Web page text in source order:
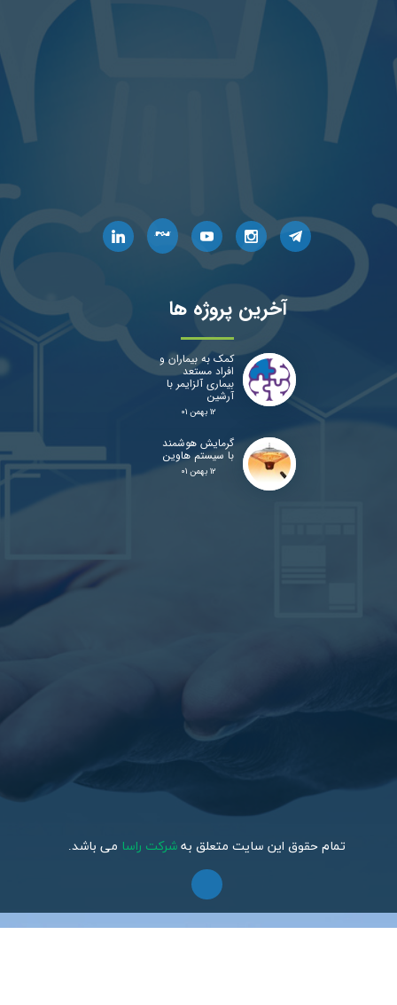
آخرین پروژه ها
تمام حقوق این سایت متعلق به شرکت راسا می باشد.
کمک به بیماران و
افراد مستعد
بیماری آلزایمر با
آرشین
۱۲ بهمن ۰۱
گرمایش هوشمند
با سیستم هاوین
۱۲ بهمن ۰۱